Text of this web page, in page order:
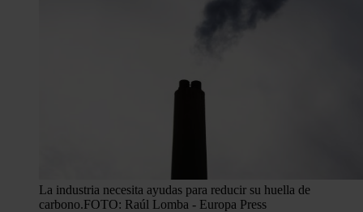
La industria necesita ayudas para reducir su huella de
carbono.FOTO: Raúl Lomba - Europa Press